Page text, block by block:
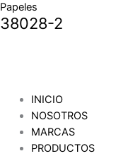
Papeles
38028-2
INICIO
NOSOTROS
MARCAS
PRODUCTOS